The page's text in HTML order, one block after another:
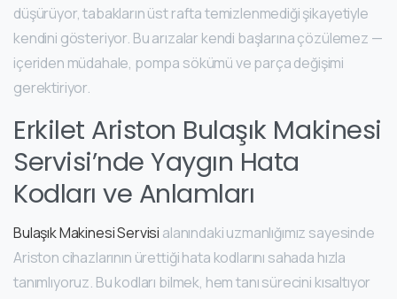
düşürüyor, tabakların üst rafta temizlenmediği şikayetiyle
kendini gösteriyor. Bu arızalar kendi başlarına çözülemez —
içeriden müdahale, pompa sökümü ve parça değişimi
gerektiriyor.
Erkilet Ariston Bulaşık Makinesi
Servisi’nde Yaygın Hata
Kodları ve Anlamları
Bulaşık Makinesi Servisi alanındaki uzmanlığımız sayesinde
Ariston cihazlarının ürettiği hata kodlarını sahada hızla
tanımlıyoruz. Bu kodları bilmek, hem tanı sürecini kısaltıyor